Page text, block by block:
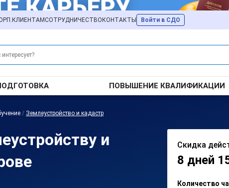
СОТРУДНИЧЕСТВО КОНТАКТЫ Войти в СДО
ПОВЫШЕНИЕ КВАЛИФИКАЦИИ
/ Землеустройство и кадастр
и
Скидка
8 дней
Количество